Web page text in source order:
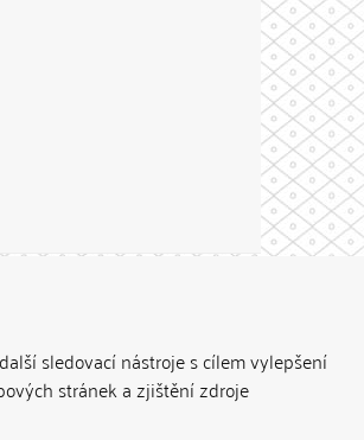
sledovací nástroje s cílem vylepšení
stránek a zjištění zdroje